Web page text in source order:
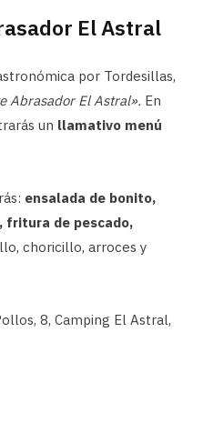
El Astral
por Tordesillas,
Abrasador El Astral». En
un llamativo menú
ensalada de bonito,
fritura de pescado,
choricillo, arroces y
8, Camping El Astral,